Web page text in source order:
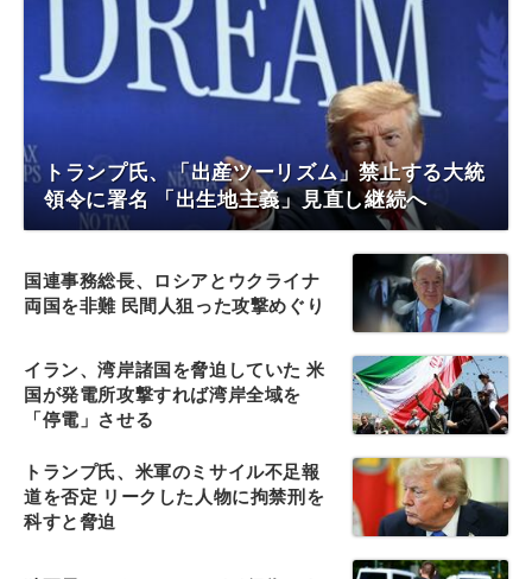
トランプ氏、「出産ツーリズム」禁止する大統
領令に署名 「出生地主義」見直し継続へ
国連事務総長、ロシアとウクライナ
両国を非難 民間人狙った攻撃めぐり
イラン、湾岸諸国を脅迫していた 米
国が発電所攻撃すれば湾岸全域を
「停電」させる
トランプ氏、米軍のミサイル不足報
道を否定 リークした人物に拘禁刑を
科すと脅迫